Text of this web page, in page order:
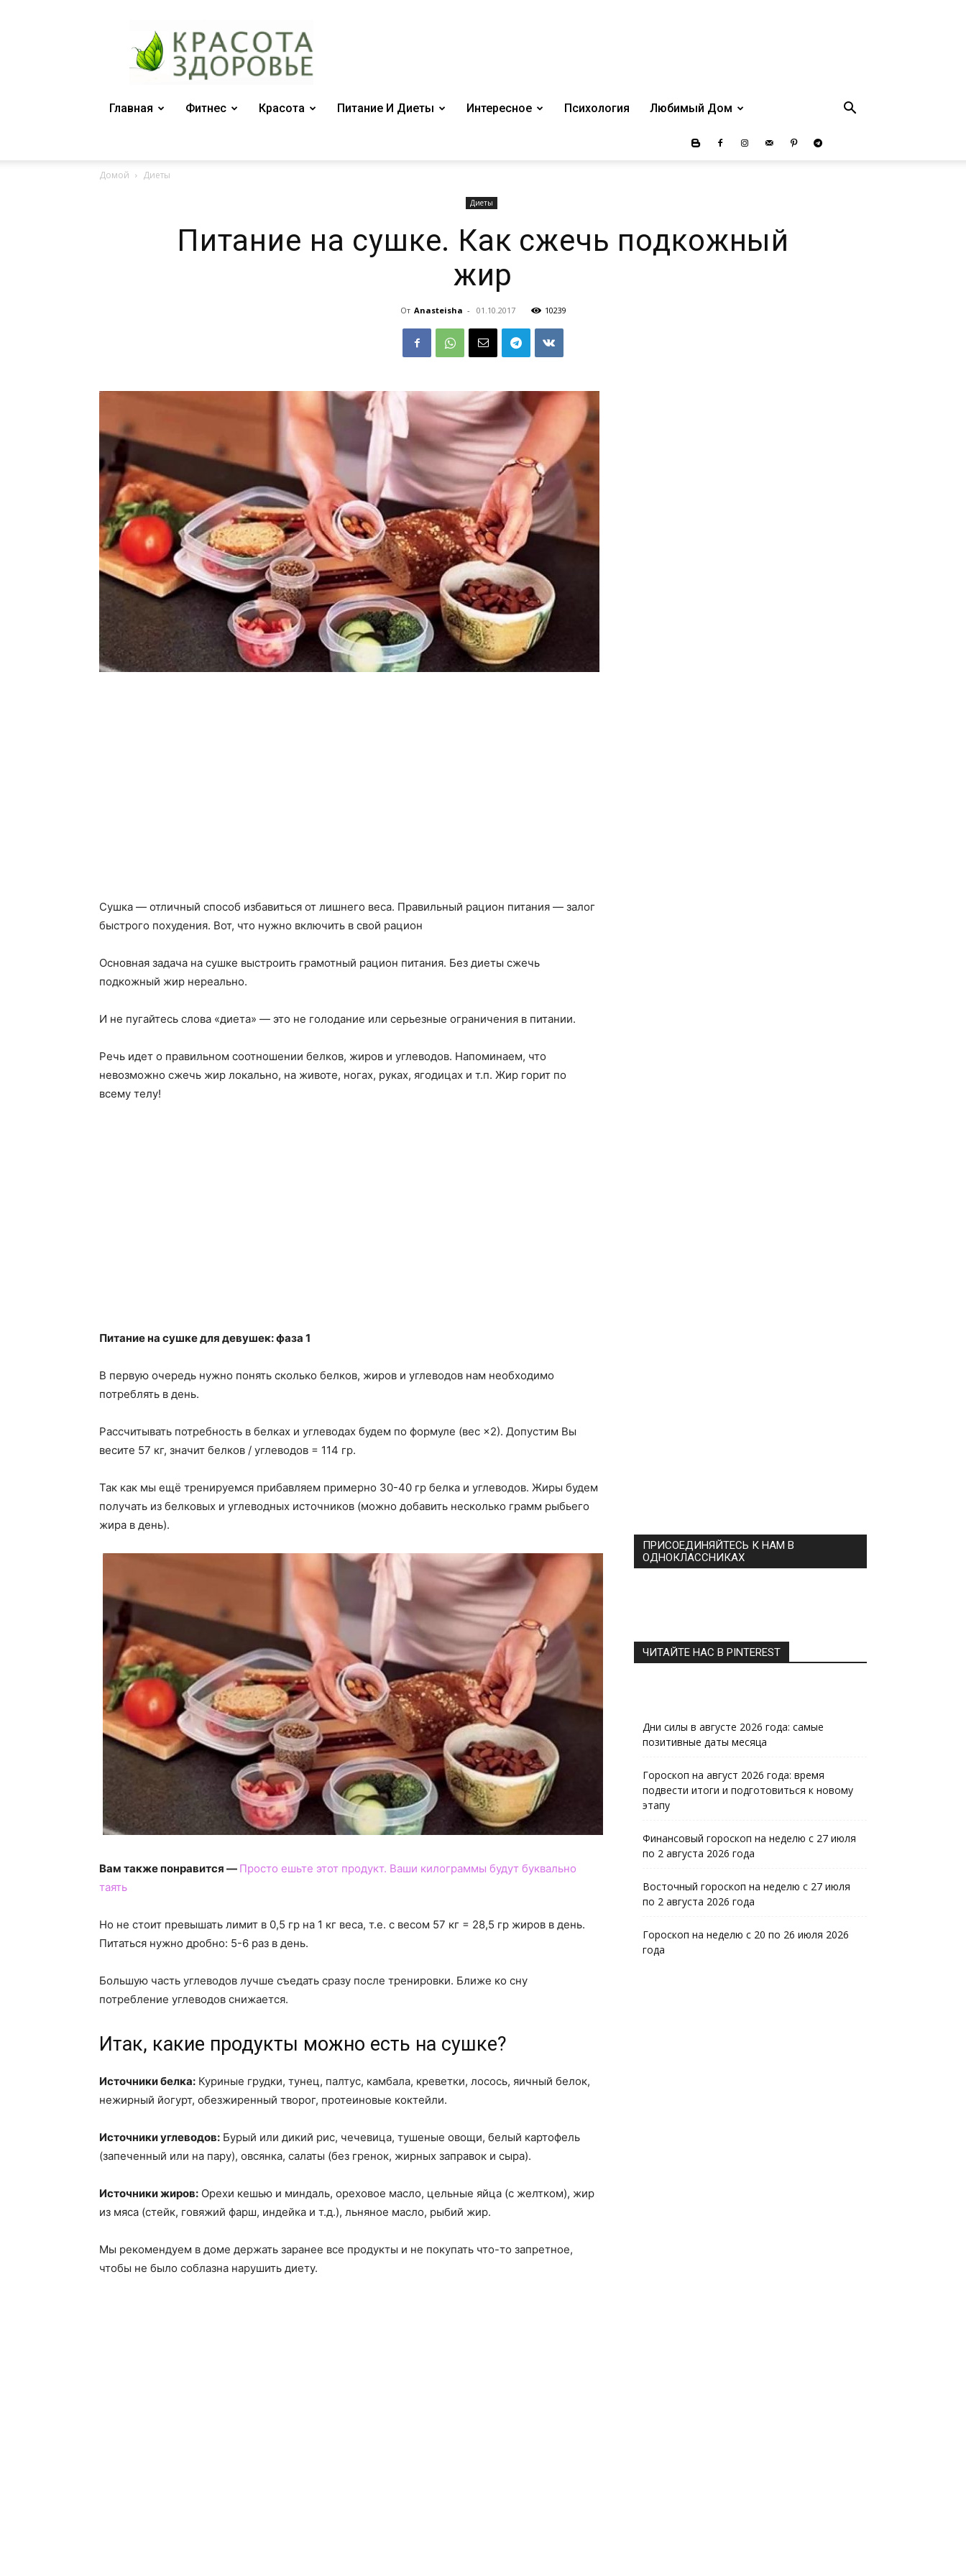
журнал
"Красота
и
Главная
Фитнес Красота Питание И Диеты Интересное Психология Любимый Дом
Домой Диеты
Диеты
Питание на сушке. Как сжечь подкожный
жир
От Anasteisha - 01.10.2017 10239
Сушка — отличный способ избавиться от лишнего веса. Правильный рацион питания — залог
быстрого похудения. Вот, что нужно включить в свой рацион
Основная задача на сушке выстроить грамотный рацион питания. Без диеты сжечь
подкожный жир нереально.
И не пугайтесь слова «диета» — это не голодание или серьезные ограничения в питании.
Речь идет о правильном соотношении белков, жиров и углеводов. Напоминаем, что
невозможно сжечь жир локально, на животе, ногах, руках, ягодицах и т.п. Жир горит по
всему телу!
Питание на сушке для девушек: фаза 1
В первую очередь нужно понять сколько белков, жиров и углеводов нам необходимо
потреблять в день.
Рассчитывать потребность в белках и углеводах будем по формуле (вес ×2). Допустим Вы
весите 57 кг, значит белков / углеводов = 114 гр.
Так как мы ещё тренируемся прибавляем примерно 30-40 гр белка и углеводов. Жиры будем
получать из белковых и углеводных источников (можно добавить несколько грамм рыбьего
жира в день).
Вам также понравится — Просто ешьте этот продукт. Ваши килограммы будут буквально
таять
Но не стоит превышать лимит в 0,5 гр на 1 кг веса, т.е. с весом 57 кг = 28,5 гр жиров в день.
Питаться нужно дробно: 5-6 раз в день.
Большую часть углеводов лучше съедать сразу после тренировки. Ближе ко сну
потребление углеводов снижается.
Итак, какие продукты можно есть на сушке?
Источники белка: Куриные грудки, тунец, палтус, камбала, креветки, лосось, яичный белок,
нежирный йогурт, обезжиренный творог, протеиновые коктейли.
Источники углеводов: Бурый или дикий рис, чечевица, тушеные овощи, белый картофель
(запеченный или на пару), овсянка, салаты (без гренок, жирных заправок и сыра).
Источники жиров: Орехи кешью и миндаль, ореховое масло, цельные яйца (с желтком), жир
из мяса (стейк, говяжий фарш, индейка и т.д.), льняное масло, рыбий жир.
Мы рекомендуем в доме держать заранее все продукты и не покупать что-то запретное,
чтобы не было соблазна нарушить диету.
ПРИСОЕДИНЯЙТЕСЬ К НАМ В
ОДНОКЛАССНИКАХ
ЧИТАЙТЕ НАС В PINTEREST
Дни силы в августе 2026 года: самые
позитивные даты месяца
Гороскоп на август 2026 года: время
подвести итоги и подготовиться к новому
этапу
Финансовый гороскоп на неделю с 27 июля
по 2 августа 2026 года
Восточный гороскоп на неделю с 27 июля
по 2 августа 2026 года
Гороскоп на неделю с 20 по 26 июля 2026
года